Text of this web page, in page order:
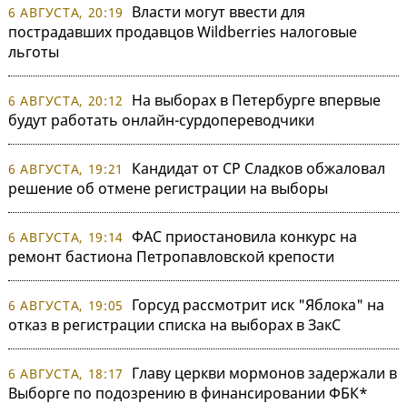
6 АВГУСТА, 20:19
Власти могут ввести для
пострадавших продавцов Wildberries налоговые
льготы
6 АВГУСТА, 20:12
На выборах в Петербурге впервые
будут работать онлайн-сурдопереводчики
6 АВГУСТА, 19:21
Кандидат от СР Сладков обжаловал
решение об отмене регистрации на выборы
6 АВГУСТА, 19:14 ФАС приостановила конкурс на
ремонт бастиона Петропавловской крепости
6 АВГУСТА, 19:05
Горсуд рассмотрит иск "Яблока" на
отказ в регистрации списка на выборах в ЗакС
6 АВГУСТА, 18:17
Главу церкви мормонов задержали в
Выборге по подозрению в финансировании ФБК*